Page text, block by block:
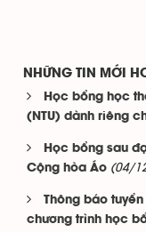
NHỮNG TIN MỚI
Học bổng học
(NTU) dành riêng
Học bổng sau
Cộng hòa Áo (04/
Thông báo
chương trình học